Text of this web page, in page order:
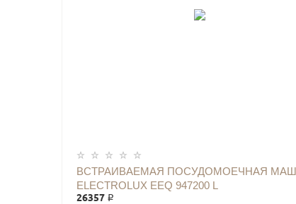
ВСТРАИВАЕМАЯ ПОСУДОМОЕЧНАЯ
ELECTROLUX EEQ 947200 L
26357 ₽